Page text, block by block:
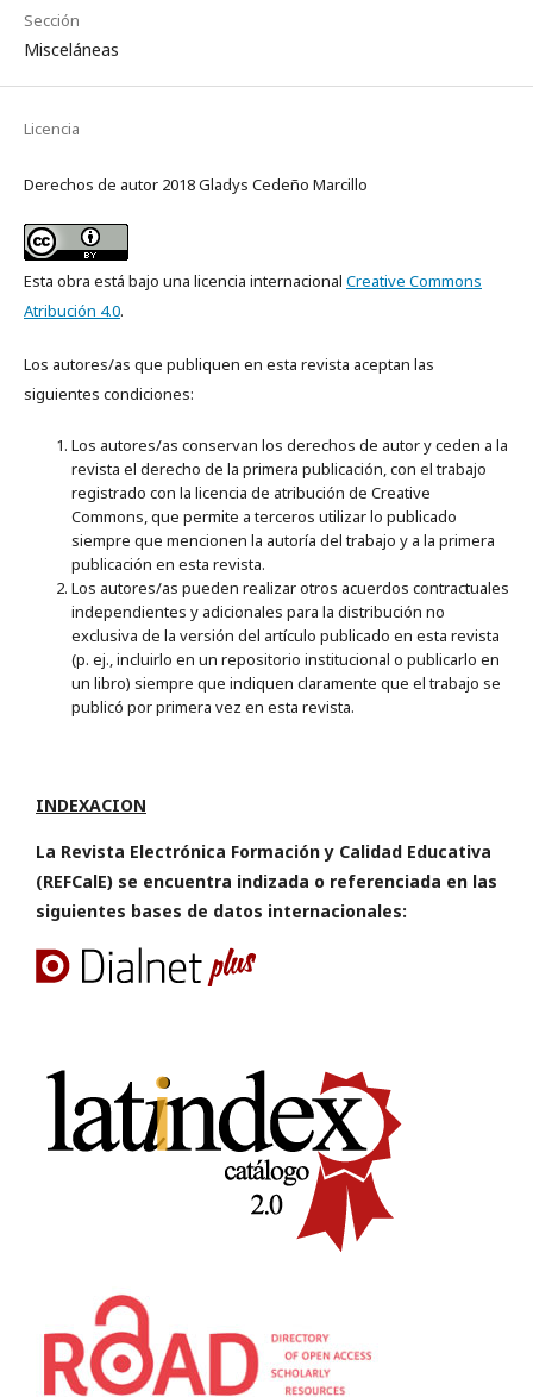
Sección
Misceláneas
Licencia
Derechos de autor 2018 Gladys Cedeño Marcillo
Esta obra está bajo una licencia internacional Creative Commons
Atribución 4.0.
Los autores/as que publiquen en esta revista aceptan las
siguientes condiciones:
Los autores/as conservan los derechos de autor y ceden a la
revista el derecho de la primera publicación, con el trabajo
registrado con la licencia de atribución de Creative
Commons, que permite a terceros utilizar lo publicado
siempre que mencionen la autoría del trabajo y a la primera
publicación en esta revista.
Los autores/as pueden realizar otros acuerdos contractuales
independientes y adicionales para la distribución no
exclusiva de la versión del artículo publicado en esta revista
(p. ej., incluirlo en un repositorio institucional o publicarlo en
un libro) siempre que indiquen claramente que el trabajo se
publicó por primera vez en esta revista.
INDEXACION
La Revista Electrónica Formación y Calidad Educativa
(REFCalE) se encuentra indizada o referenciada en las
siguientes bases de datos internacionales: